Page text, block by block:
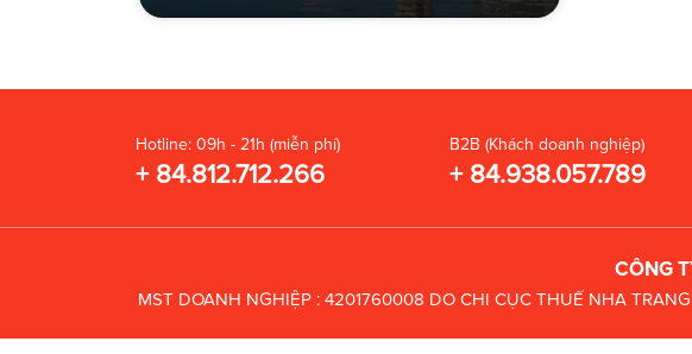
Hotline: 09h - 21h (miễn phí)
+ 84.812.712.266
B2B (Khách doanh nghiệp)
+ 84.938.057.789
CÔNG
MST DOANH NGHIỆP : 4201760008 DO CHI CỤC THUẾ NHA